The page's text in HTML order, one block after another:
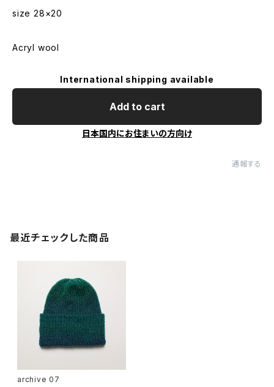
size 28×20
Acryl wool
International shipping available
Add to cart
日本国内にお住まいの方向け
通報する
最近チェックした商品
archive 07